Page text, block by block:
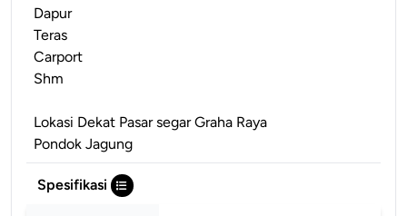
Dapur
Teras
Carport
Shm
Lokasi Dekat Pasar segar Graha Raya
Pondok Jagung
Spesifikasi